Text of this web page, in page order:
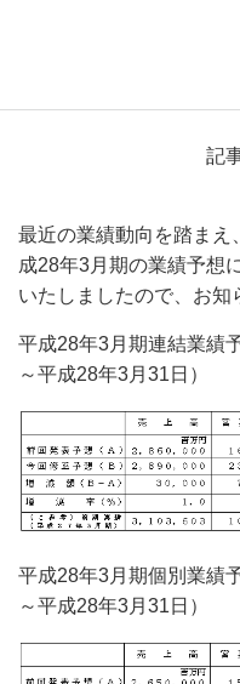
記
最近の業績動向を踏ま
成28年3月期の業績予想
いたしましたので、お知
平成28年3月期連結業績
～平成28年3月31日）
平成28年3月期個別業績
～平成28年3月31日）